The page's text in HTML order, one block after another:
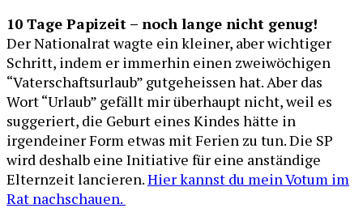
10 Tage Papizeit – noch lange nicht genug!
Der Nationalrat wagte ein kleiner, aber wichtiger
Schritt, indem er immerhin einen zweiwöchigen
“Vaterschaftsurlaub” gutgeheissen hat. Aber das
Wort “Urlaub” gefällt mir überhaupt nicht, weil es
suggeriert, die Geburt eines Kindes hätte in
irgendeiner Form etwas mit Ferien zu tun. Die SP
wird deshalb eine Initiative für eine anständige
Elternzeit lancieren.Hier kannst du mein Votum im
Rat nachschauen.